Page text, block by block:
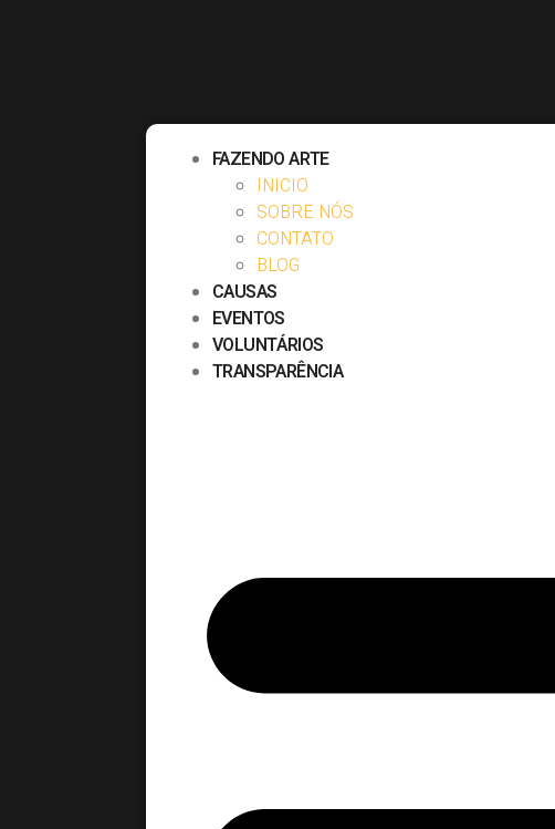
FAZENDO ARTE
INICIO
SOBRE NÓS
CONTATO
BLOG
CAUSAS
EVENTOS
VOLUNTÁRIOS
TRANSPARÊNCIA